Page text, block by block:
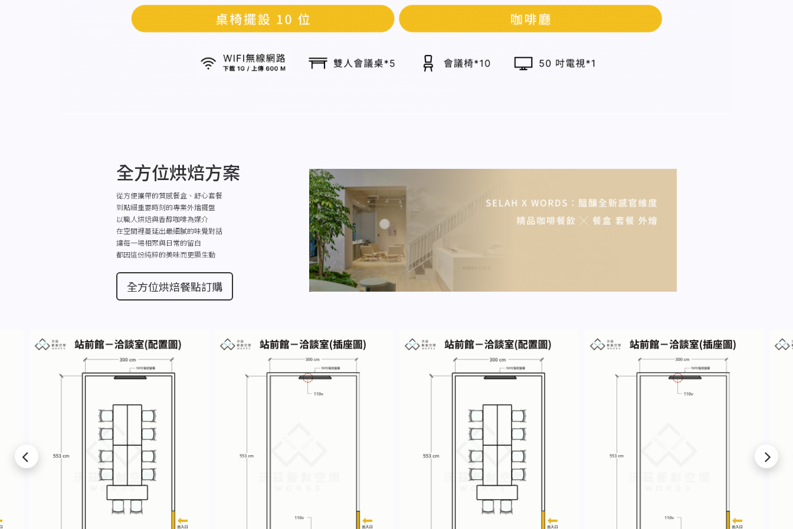
全方位烘焙方案
從方便攜帶的質感餐盒、舒心套餐
到點綴重要時刻的專業外燴擺盤
以職人烘焙與香醇咖啡為媒介
在空間裡蔓延出最細膩的味覺對話
讓每一場相聚與日常的留白
都因這份純粹的美味而更顯生動
全方位烘焙餐點訂購